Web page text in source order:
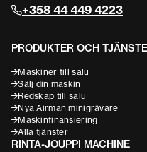
+358 44 449 4223
PRODUKTER OCH
Maskiner till salu
Sälj din maskin
Redskap till salu
Nya Airman minigrävare
Maskinfinansiering
Alla tjänster
RINTA-JOUPPI MACHINE